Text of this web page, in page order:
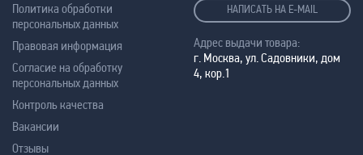
Политика обработки
персональных данных
Правовая информация
Согласие на обработку
персональных данных
Контроль качества
Вакансии
Отзывы
НАПИСАТЬ НА E-MAIL
Адрес выдачи товара:
г. Москва, ул. Садовники, дом
4, кор.1